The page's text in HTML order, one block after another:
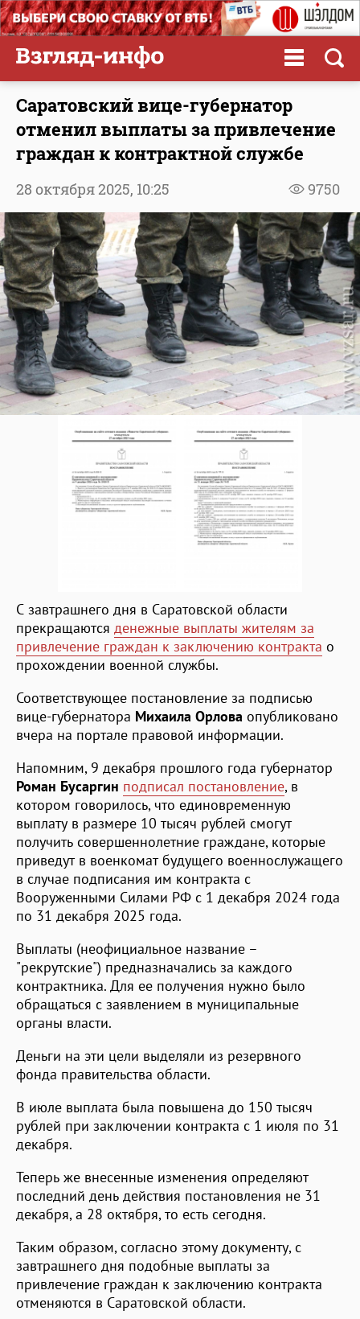
Саратовский вице-губернатор
отменил выплаты за привлечение
граждан к контрактной службе
9750
28 октября 2025, 10:25
С завтрашнего дня в Саратовской области
прекращаются денежные выплаты жителям за
привлечение граждан к заключению контракта о
прохождении военной службы.
Соответствующее постановление за подписью
вице-губернатора Михаила Орлова опубликовано
вчера на портале правовой информации.
Напомним, 9 декабря прошлого года губернатор
Роман Бусаргин подписал постановление, в
котором говорилось, что единовременную
выплату в размере 10 тысяч рублей смогут
получить совершеннолетние граждане, которые
приведут в военкомат будущего военнослужащего
в случае подписания им контракта с
Вооруженными Силами РФ с 1 декабря 2024 года
по 31 декабря 2025 года.
Выплаты (неофициальное название –
"рекрутские") предназначались за каждого
контрактника. Для ее получения нужно было
обращаться с заявлением в муниципальные
органы власти.
Деньги на эти цели выделяли из резервного
фонда правительства области.
В июле выплата была повышена до 150 тысяч
рублей при заключении контракта с 1 июля по 31
декабря.
Теперь же внесенные изменения определяют
последний день действия постановления не 31
декабря, а 28 октября, то есть сегодня.
Таким образом, согласно этому документу, с
завтрашнего дня подобные выплаты за
привлечение граждан к заключению контракта
отменяются в Саратовской области.